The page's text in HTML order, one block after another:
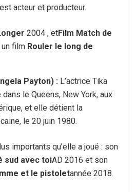
acteur et producteur.
2004 , etFilm Match de
film Rouler le long de
Payton) : L’actrice Tika
le Queens, New York, aux
et elle détient la
le 20 juin 1980.
importants qu’elle a joué : son
sud avec toiAD 2016 et son
et le pistoletannée 2018.